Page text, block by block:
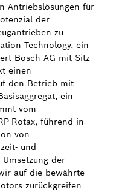
Antriebslösungen für
der
zu
Technology, ein
Bosch AG mit Sitz
einen
den Betrieb mit
ein
vom
Rotax, führend in
von
und
der
auf die bewährte
zurückgreifen